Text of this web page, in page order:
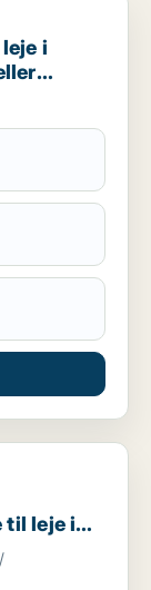
i
eller garage
til leje i